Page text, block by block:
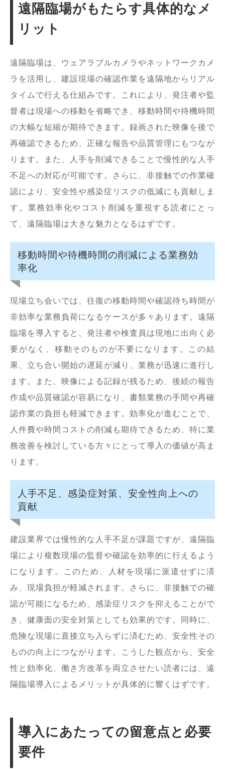
遠隔臨場がもたらす具体的なメ
リット
遠隔臨場は、ウェアラブルカメラやネットワークカメ
ラを活用し、建設現場の確認作業を遠隔地からリアル
タイムで行える仕組みです。これにより、発注者や監
督者は現場への移動を省略でき、移動時間や待機時間
の大幅な短縮が期待できます。録画された映像を後で
再確認できるため、正確な報告や品質管理にもつなが
ります。また、人手を削減できることで慢性的な人手
不足への対応が可能です。さらに、非接触での作業確
認により、安全性や感染症リスクの低減にも貢献しま
す。業務効率化やコスト削減を重視する読者にとっ
て、遠隔臨場は大きな魅力となるはずです。
移動時間や待機時間の削減による業務効
率化
現場立ち会いでは、往復の移動時間や確認待ち時間が
非効率な業務負荷になるケースが多々あります。遠隔
臨場を導入すると、発注者や検査員は現地に出向く必
要がなく、移動そのものが不要になります。この結
果、立ち合い開始の遅延が減り、業務が迅速に進行し
ます。また、映像による記録が残るため、後続の報告
作成や品質確認が容易になり、書類業務の手間や再確
認作業の負担も軽減できます。効率化が進むことで、
人件費や時間コストの削減も期待できるため、特に業
務改善を検討している方々にとって導入の価値が高ま
ります。
人手不足、感染症対策、安全性向上への
貢献
建設業界では慢性的な人手不足が課題ですが、遠隔臨
場により複数現場の監督や確認を効率的に行えるよう
になります。このため、人材を現場に派遣せずに済
み、現場負担が軽減されます。さらに、非接触での確
認が可能になるため、感染症リスクを抑えることがで
き、健康面の安全対策としても効果的です。同時に、
危険な現場に直接立ち入らずに済むため、安全性その
ものの向上につながります。こうした観点から、安全
性と効率化、働き方改革を両立させたい読者には、遠
隔臨場導入によるメリットが具体的に響くはずです。
導入にあたっての留意点と必要
要件